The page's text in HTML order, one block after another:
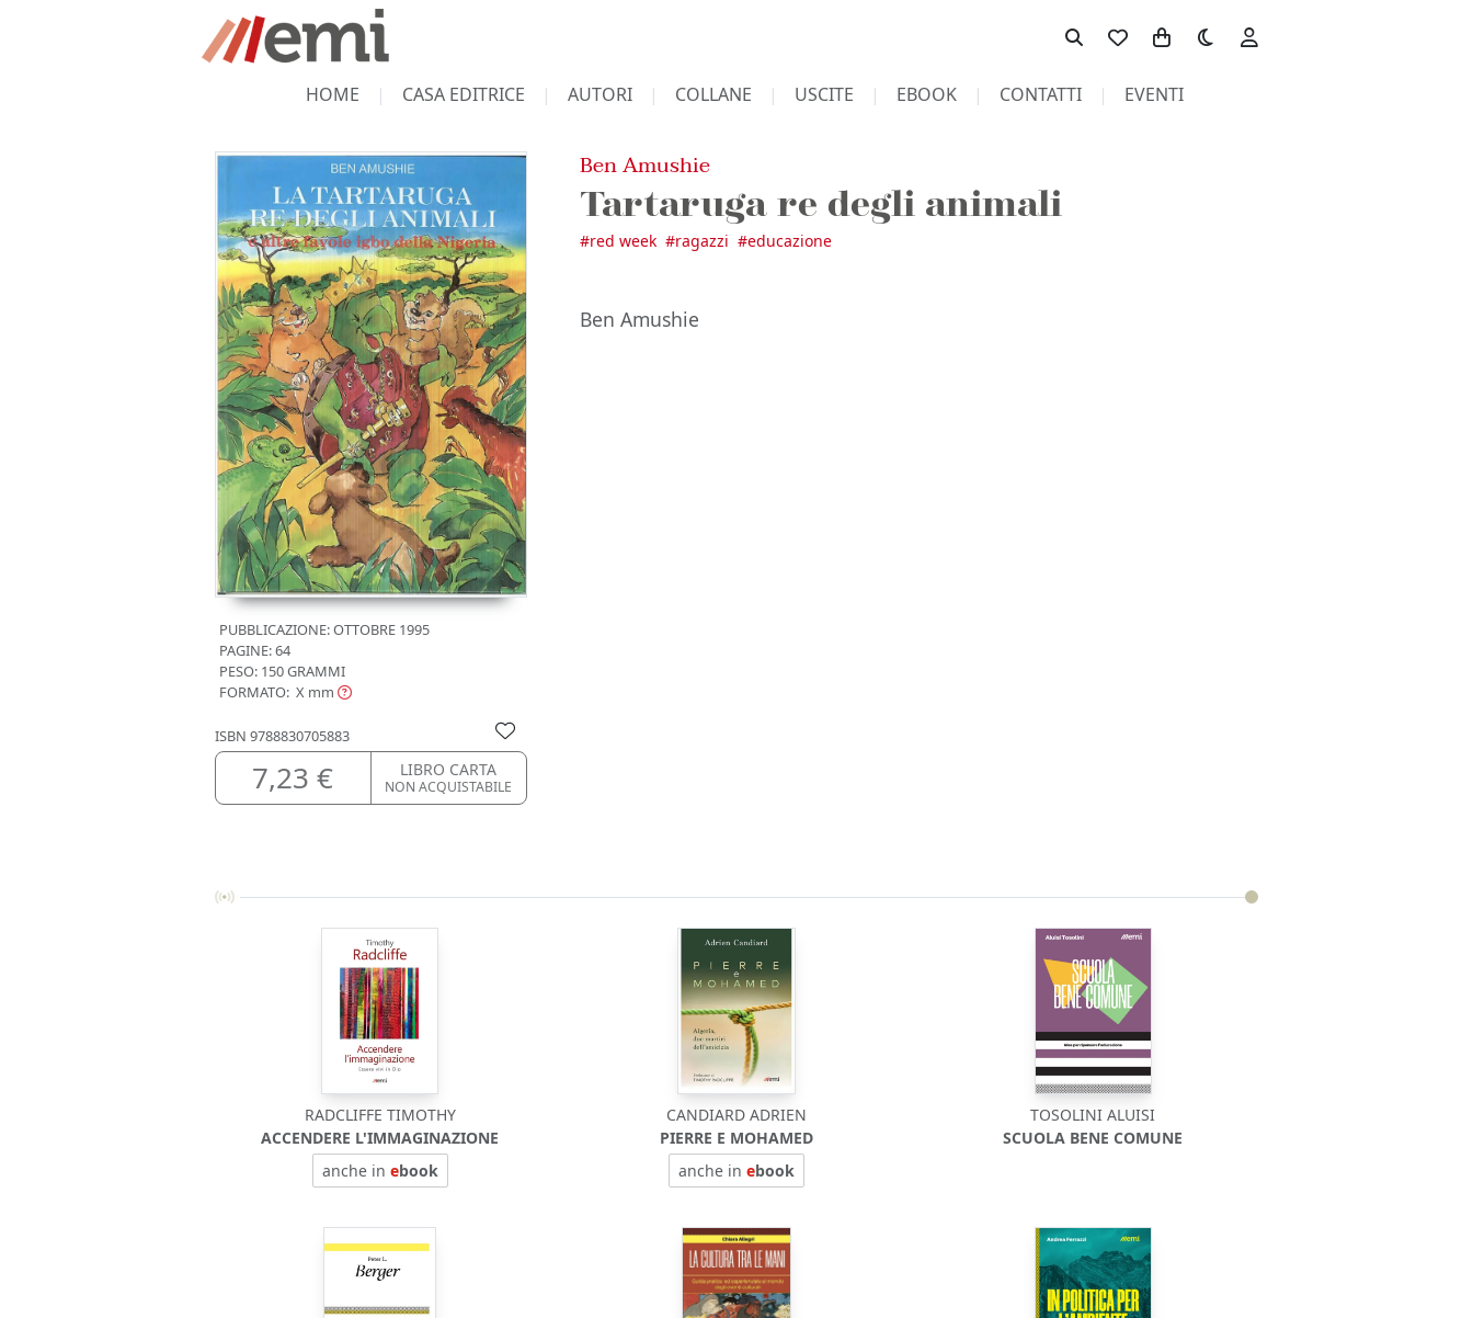
Toggle theme
HOME CASA EDITRICE AUTORI COLLANE USCITE EBOOK CONTATTI EVENTI
PUBBLICAZIONE:OTTOBRE 1995
PAGINE: 64
PESO: 150 GRAMMI
FORMATO: X mm
ISBN 9788830705883
7,23 € LIBRO CARTA
NON ACQUISTABILE
Ben Amushie
Tartaruga re degli animali
#red week #ragazzi #educazione
Ben Amushie
RADCLIFFE TIMOTHY
ACCENDERE L'IMMAGINAZIONE
anche in ebook
CANDIARD ADRIEN
PIERRE E MOHAMED
anche in ebook
TOSOLINI ALUISI
SCUOLA BENE COMUNE